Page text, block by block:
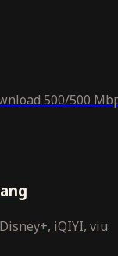
500/500
iQIYI, viu